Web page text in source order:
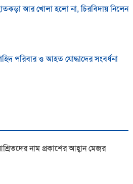
আর খোলা হলো না, চিরবিদায় নিলেন
পরিবার ও আহত যোদ্ধাদের সংবর্ধনা
নাম প্রকাশের আহ্বান মেজর